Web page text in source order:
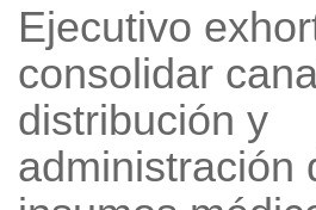
Ejecutivo
consolidar
distribución y
administración